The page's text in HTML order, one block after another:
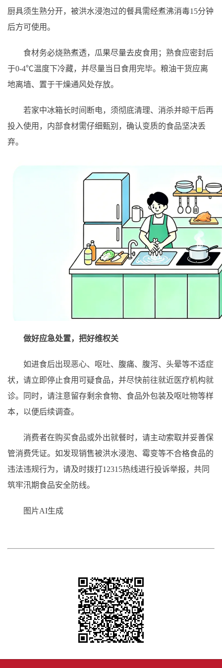
厨具须生熟分开，被洪水浸泡过的餐具需经煮沸消毒15分钟
后方可使用。
食材务必烧熟煮透，瓜果尽量去皮食用；熟食应密封后
于0-4℃温度下冷藏，并尽量当日食用完毕。粮油干货应离
地离墙、置于干燥通风处存放。
若家中冰箱长时间断电，须彻底清理、消杀并晾干后再
投入使用，内部食材需仔细甄别，确认变质的食品坚决丢
弃。
做好应急处置，把好维权关
如进食后出现恶心、呕吐、腹痛、腹泻、头晕等不适症
状，请立即停止食用可疑食品，并尽快前往就近医疗机构就
诊。同时，请注意留存剩余食物、食品外包装及呕吐物等样
本，以便后续调查。
消费者在购买食品或外出就餐时，请主动索取并妥善保
管消费凭证。如发现销售被洪水浸泡、霉变等不合格食品的
违法违规行为，请及时拨打12315热线进行投诉举报，共同
筑牢汛期食品安全防线。
图片AI生成